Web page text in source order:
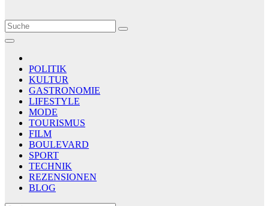
Le Matin
AGENCE DE PRESSE
POLITIK
KULTUR
GASTRONOMIE
LIFESTYLE
MODE
TOURISMUS
FILM
BOULEVARD
SPORT
TECHNIK
REZENSIONEN
BLOG